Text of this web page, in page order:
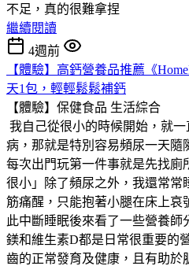
不足，真的很難拿捏
繼續閱讀
4週前
【體驗】高鈣營養品推薦《
天1包，輕輕鬆鬆補鈣
【體驗】保健食品 生活綜合
我自己從很小的時候開始，就
病，那就是特別容易頻尿一天隨
每次出門玩第一件事就是先找廁
很小」除了頻尿之外，我還常常
筋痛醒，只能抱著小腿在床上哀
此中斷睡眠後來看了一些營養師
鎂和維生素D都是日常很重要的
齒的正常發育及健康，且有助於